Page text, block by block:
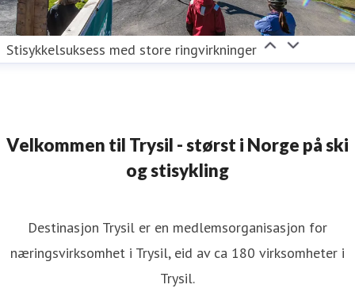
Stisykkelsuksess med store ringvirkninger
Velkommen til Trysil - størst i Norge på ski
og stisykling
Destinasjon Trysil er en medlemsorganisasjon for
næringsvirksomhet i Trysil, eid av ca 180 virksomheter i
Trysil.